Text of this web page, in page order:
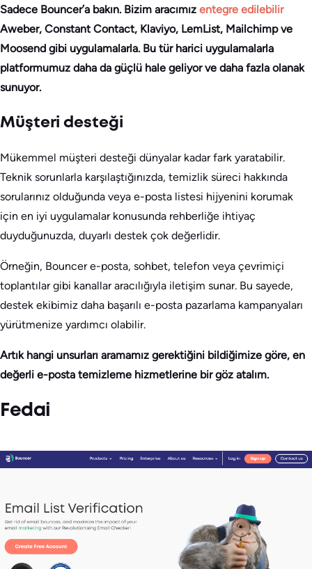
Sadece Bouncer’a bakın. Bizim aracımız entegre edilebilir
Aweber, Constant Contact, Klaviyo, LemList, Mailchimp ve
Moosend gibi uygulamalarla. Bu tür harici uygulamalarla
platformumuz daha da güçlü hale geliyor ve daha fazla olanak
sunuyor.
Müşteri desteği
Mükemmel müşteri desteği dünyalar kadar fark yaratabilir.
Teknik sorunlarla karşılaştığınızda, temizlik süreci hakkında
sorularınız olduğunda veya e-posta listesi hijyenini korumak
için en iyi uygulamalar konusunda rehberliğe ihtiyaç
duyduğunuzda, duyarlı destek çok değerlidir.
Örneğin, Bouncer e-posta, sohbet, telefon veya çevrimiçi
toplantılar gibi kanallar aracılığıyla iletişim sunar. Bu sayede,
destek ekibimiz daha başarılı e-posta pazarlama kampanyaları
yürütmenize yardımcı olabilir.
Artık hangi unsurları aramamız gerektiğini bildiğimize göre, en
değerli e-posta temizleme hizmetlerine bir göz atalım.
Fedai